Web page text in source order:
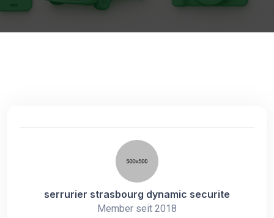
serrurier strasbourg dynamic securite
Member seit 2018